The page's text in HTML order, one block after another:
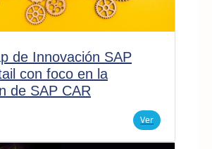
de Innovación SAP
con foco en la
de SAP CAR
Ver